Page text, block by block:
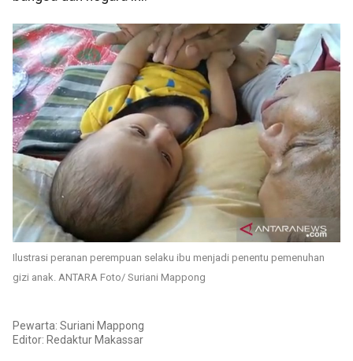
Ilustrasi peranan perempuan selaku ibu menjadi penentu pemenuhan
gizi anak. ANTARA Foto/ Suriani Mappong
Pewarta: Suriani Mappong
Editor: Redaktur Makassar